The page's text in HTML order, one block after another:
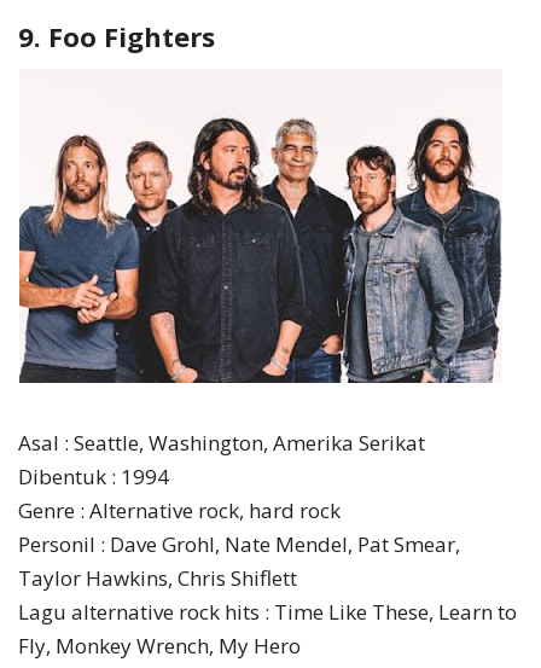
9. Foo Fighters
Asal : Seattle, Washington, Amerika Serikat
Dibentuk : 1994
Genre : Alternative rock, hard rock
Personil : Dave Grohl, Nate Mendel, Pat Smear,
Taylor Hawkins, Chris Shiflett
Lagu alternative rock hits : Time Like These, Learn to
Fly, Monkey Wrench, My Hero